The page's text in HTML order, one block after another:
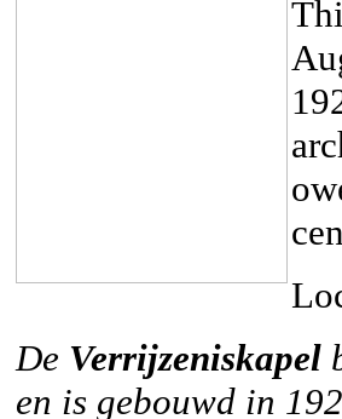
De Verrijzeniskapel
en is gebouwd in